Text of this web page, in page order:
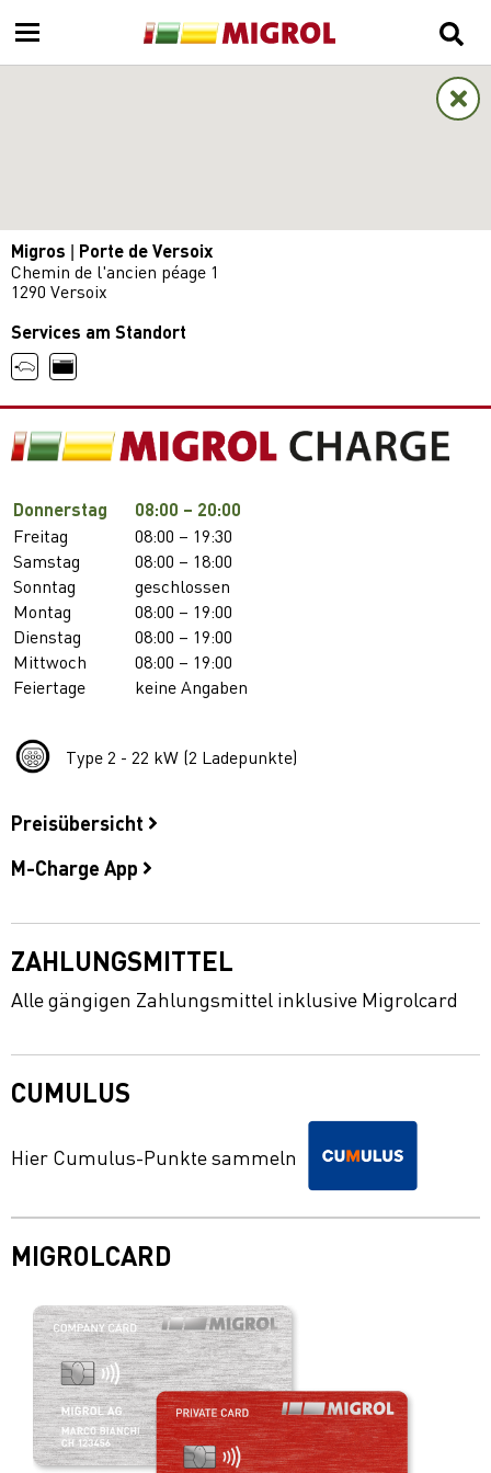
Migros | Porte de Versoix
Chemin de l'ancien péage 1
1290 Versoix
Services am Standort
Donnerstag 08:00 – 20:00
Freitag
08:00 – 19:30
Samstag
08:00 – 18:00
Sonntag
geschlossen
Montag
08:00 – 19:00
Dienstag
08:00 – 19:00
Mittwoch
08:00 – 19:00
Feiertage
keine Angaben
Type 2 - 22 kW (2 Ladepunkte)
Preisübersicht
M-Charge App
ZAHLUNGSMITTEL
Alle gängigen Zahlungsmittel inklusive Migrolcard
CUMULUS
Hier Cumulus-Punkte sammeln
MIGROLCARD